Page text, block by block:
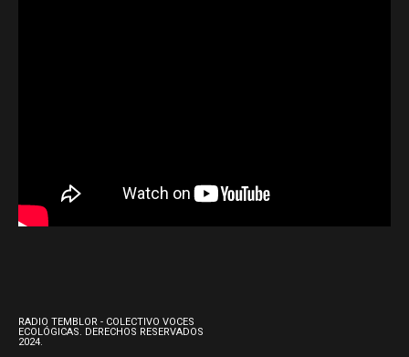
RADIO TEMBLOR - COLECTIVO VOCES
ECOLÓGICAS. DERECHOS RESERVADOS
2024.